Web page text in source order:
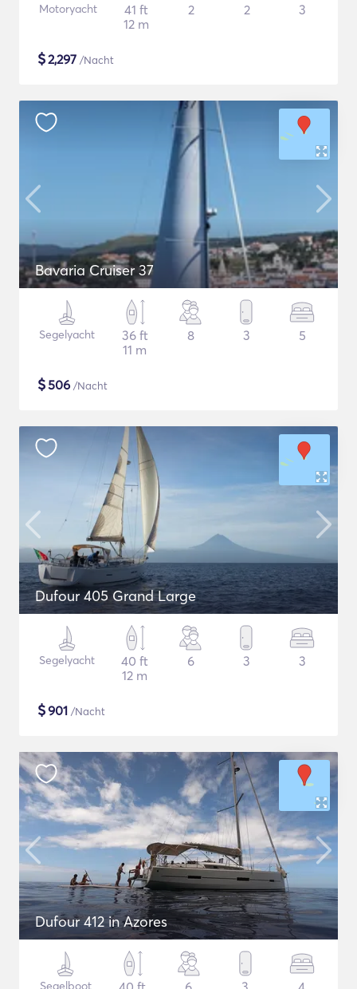
Motoryacht
41 ft
12 m
2 2 3
$2,297 /Nacht
Bavaria Cruiser 37
Segelyacht
36 ft
11 m
8 3 5
$506 /Nacht
Dufour 405 Grand Large
Segelyacht
40 ft
12 m
6 3 3
$901 /Nacht
Dufour 412 in Azores
Segelboot